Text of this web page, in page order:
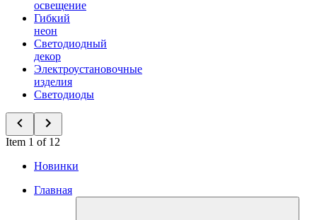
освещение
Гибкий
неон
Светодиодный
декор
Электроустановочные
изделия
Светодиоды
Item 1 of 12
Новинки
Главная